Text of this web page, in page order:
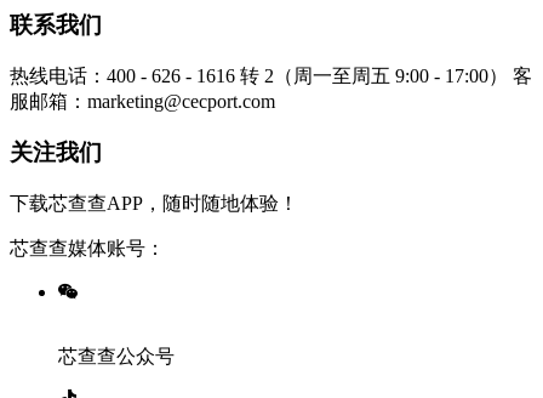
联系我们
热线电话：400 - 626 - 1616 转 2（周一至周五 9:00 - 17:00）
客
服邮箱：marketing@cecport.com
关注我们
下载芯查查APP，随时随地体验！
芯查查媒体账号：
芯查查公众号